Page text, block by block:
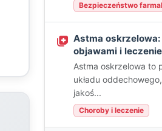
Bezpieczeństwo
Astma
objawami i
Astma oskrzelowa to
układu
jakoś...
Choroby i leczenie